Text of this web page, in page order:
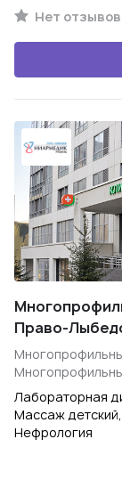
Нет отзывов
Право-
Лабораторная
Массаж
Нефрология